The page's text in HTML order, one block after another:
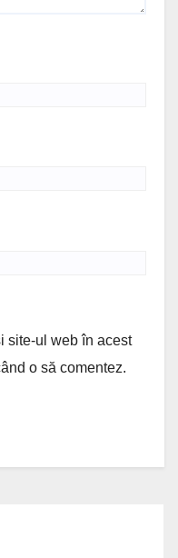
site-ul web în acest
o să comentez.